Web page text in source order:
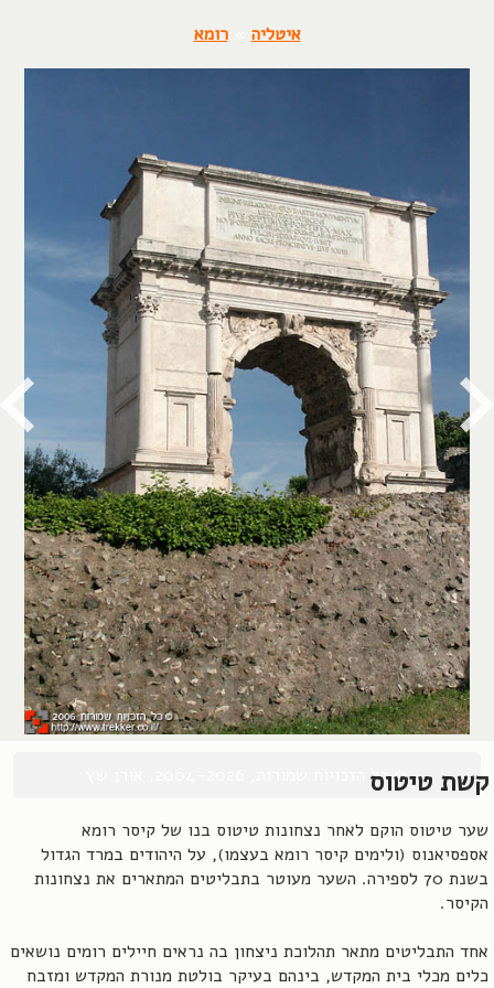
איטליה »רומא
קשת טיטוס
שער טיטוס הוקם לאחר נצחונות טיטוס בנו של קיסר רומא
אספסיאנוס (ולימים קיסר רומא בעצמו), על היהודים במרד הגדול
בשנת 70 לספירה. השער מעוטר בתבליטים המתארים את נצחונות
הקיסר.
אחד התבליטים מתאר תהלוכת ניצחון בה נראים חיילים רומים נושאים
כלים מכלי בית המקדש, בינהם בעיקר בולטת מנורת המקדש ומזבח
© כל הזכויות שמורות, 2004-2026, אורן שץ